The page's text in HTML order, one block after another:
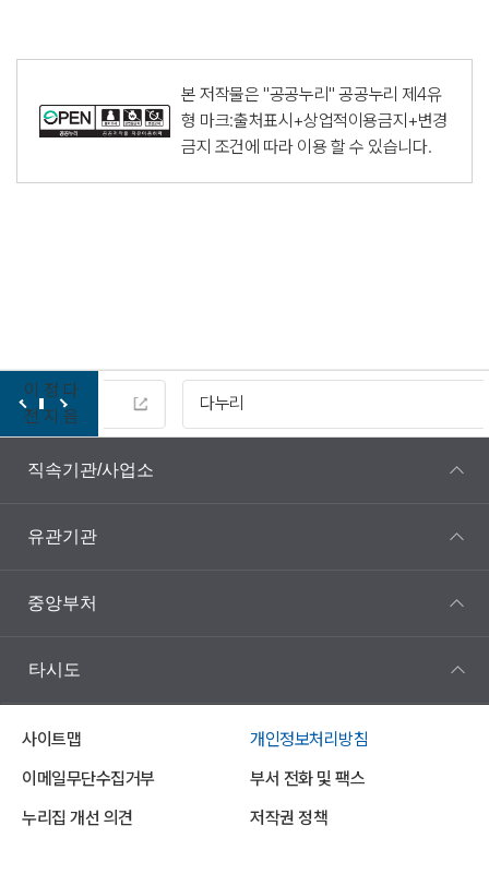
본 저작물은 "공공누리"공공누리 제4유
형 마크:출처표시+상업적이용금지+변경
금지 조건에 따라 이용 할 수 있습니다.
이
전
정
지
다
음
다누리
직속기관/사업소
유관기관
중앙부처
타시도
사이트맵
개인정보처리방침
이메일무단수집거부
부서 전화 및 팩스
누리집 개선 의견
저작권 정책